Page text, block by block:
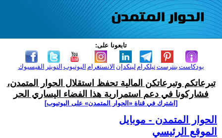
تابعونا على:
الفيسبوك التويتر اليوتيوب الانستغرام لينكدإن تيلكرامبنترست بودكاست
تبرعاتكم وتبرعاتكن المالية تحفظ استقلال الحوار المتمدن،
فشاركونا في دعم استمرارية هذا الفضاء اليساري الحر
[اشترك في قناة ‫«الحوار المتمدن» على اليوتيوب]
الحوار المتمدن - موبايل
الموقع الرئيسي